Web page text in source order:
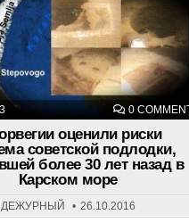
0
Posted
in
оценили риски
советской подлодки,
более 30 лет назад в
Карском море
ДЕЖУРНЫЙ 26.10.2016